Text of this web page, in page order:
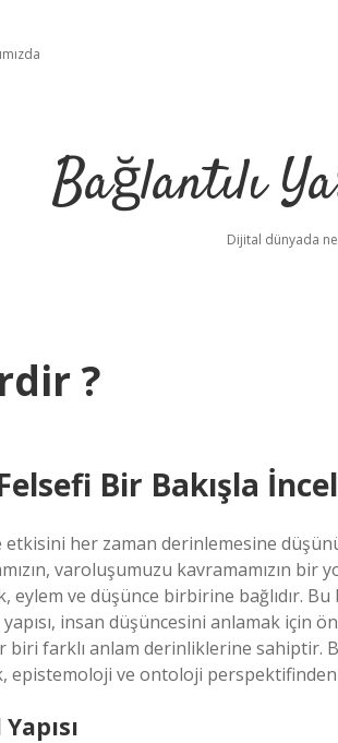
Bağlantılı
Dijital dünyada
?
Bir Bakışla
her zaman derinlemesine
varoluşumuzu kavramamızın bir
ve düşünce birbirine bağlıdır. Bu
insan düşüncesini anlamak için
farklı anlam derinliklerine sahiptir.
ve ontoloji perspektifinden